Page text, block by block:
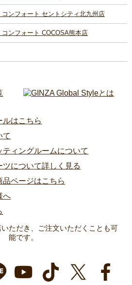
ンフォート セントシティ北九州店
ンフォート COCOSA熊本店
ただき、ご注文いただくことも可
能です。